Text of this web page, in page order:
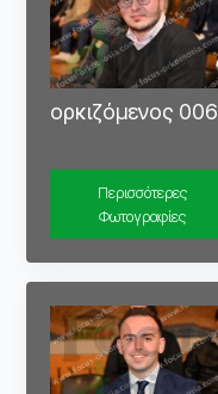
ορκιζόμενος 006
Περισσότερες
Φωτογραφίες